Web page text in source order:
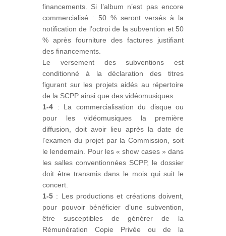
financements. Si l’album n’est pas encore
commercialisé : 50 % seront versés à la
notification de l’octroi de la subvention et 50
% après fourniture des factures justifiant
des financements.
Le versement des subventions est
conditionné à la déclaration des titres
figurant sur les projets aidés au répertoire
de la SCPP ainsi que des vidéomusiques.
1-4 : La commercialisation du disque ou
pour les vidéomusiques la première
diffusion, doit avoir lieu après la date de
l’examen du projet par la Commission, soit
le lendemain. Pour les « show cases » dans
les salles conventionnées SCPP, le dossier
doit être transmis dans le mois qui suit le
concert.
1-5 : Les productions et créations doivent,
pour pouvoir bénéficier d’une subvention,
être susceptibles de générer de la
Rémunération Copie Privée ou de la